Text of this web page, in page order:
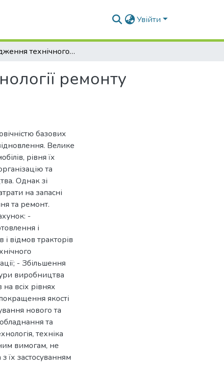
Увійти
Дослідження технічного стану та розробка технології ремонту редукторів задніх мостів тракторів Fendt
ремонту
базових
Велике
рівня їх
та
Однак зі
на запасні
та ремонт.
-
і
і відмов тракторів
- Збільшення
виробництва
всіх рівнях
якості
нового та
та
техніка
вимогам, не
їх застосуванням